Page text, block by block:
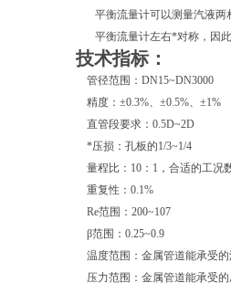
平衡流量计可以测量汽液两
平衡流量计左右*对称，因此
技术指标：
管径范围：DN15~DN3000
精度：±0.3%、±0.5%、±1%
直管段要求：0.5D~2D
*压损：孔板的1/3~1/4
量程比：10：1，合适的工况
重复性：0.1%
Re范围：200~107
β范围：0.25~0.9
温度范围：金属管道能承受
压力范围：金属管道能承受的